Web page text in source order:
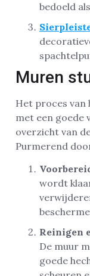
bedoeld
Muren
Het proces van
met een goede
overzicht van
Purmerend
wordt
Reinigen
De muur
goede